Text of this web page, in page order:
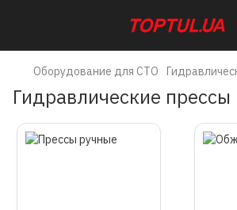
Оборудование для СТО
Гидравлические прессы